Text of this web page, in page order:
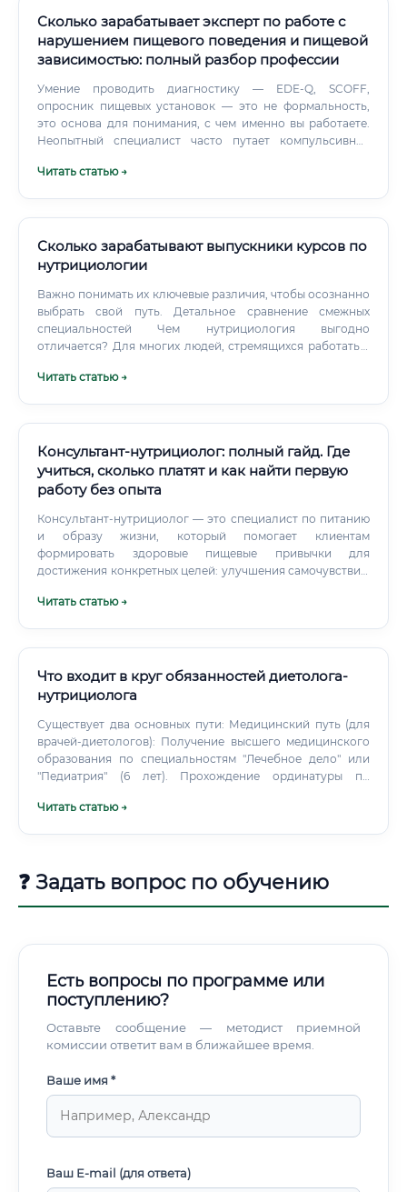
Сколько зарабатывает эксперт по работе с
нарушением пищевого поведения и пищевой
зависимостью: полный разбор профессии
Умение проводить диагностику — EDE-Q, SCOFF,
опросник пищевых установок — это не формальность,
это основа для понимания, с чем именно вы работаете.
Неопытный специалист часто путает компульсивное
состояния с разной логикой работы.
Читать статью →
Сколько зарабатывают выпускники курсов по
нутрициологии
Важно понимать их ключевые различия, чтобы осознанно
выбрать свой путь. Детальное сравнение смежных
специальностей Чем нутрициология выгодно
отличается? Для многих людей, стремящихся работать в
точкой входа.
Читать статью →
Консультант-нутрициолог: полный гайд. Где
учиться, сколько платят и как найти первую
работу без опыта
Консультант-нутрициолог — это специалист по питанию
и образу жизни, который помогает клиентам
формировать здоровые пищевые привычки для
достижения конкретных целей: улучшения самочувствия,
профилактики заболеваний, связанных с питанием.
Читать статью →
Что входит в круг обязанностей диетолога-
нутрициолога
Существует два основных пути: Медицинский путь (для
врачей-диетологов): Получение высшего медицинского
образования по специальностям "Лечебное дело" или
"Педиатрия" (6 лет). Прохождение ординатуры по
сложен, но дает право на лечебную деятельность и
Читать статью →
❓ Задать вопрос по обучению
Есть вопросы по программе или
поступлению?
Оставьте сообщение — методист приемной
комиссии ответит вам в ближайшее время.
Ваше имя *
Ваш E-mail (для ответа)